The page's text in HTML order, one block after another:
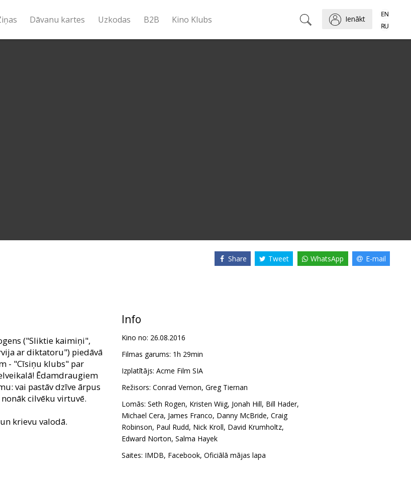
Dāvanu kartes Uzkodas B2B Kino Klubs Ienākt
Share Tweet WhatsApp E-mail
("Sliktie kaimiņi",
ar diktatoru") piedāvā
- "Cīsiņu klubs" par
Ēdamdraugiem
vai pastāv dzīve ārpus
cilvēku virtuvē.
krievu valodā.
Info
Kino no: 26.08.2016
Filmas garums: 1h 29min
Izplatītājs: Acme Film SIA
Režisors: Conrad Vernon, Greg Tiernan
Lomās: Seth Rogen, Kristen Wiig, Jonah Hill, Bill Hader,
Michael Cera, James Franco, Danny McBride, Craig
Robinson, Paul Rudd, Nick Kroll, David Krumholtz,
Edward Norton, Salma Hayek
Saites: IMDB, Facebook, Oficiālā mājas lapa